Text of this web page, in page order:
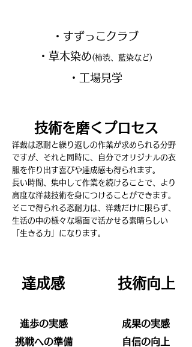
・すずっこクラブ
・草木染め(柿渋、藍染など)
​・工場見学
技術を磨くプロセス
洋裁は忍耐と繰り返しの作業が求められる分野
ですが、それと同時に、自分でオリジナルの衣
服を作り出す喜びや達成感も得られます。
長い時間、集中して作業を続けることで、より
高度な洋裁技術を身につけることができます。
​そこで得られる忍耐力は、洋裁だけに限らず、
生活の中の様々な場面で活かせる素晴らしい
「生きる力」になります。
​達成感 ​技術向上
進歩の実感
挑戦への準備
成果の実感
自信の向上